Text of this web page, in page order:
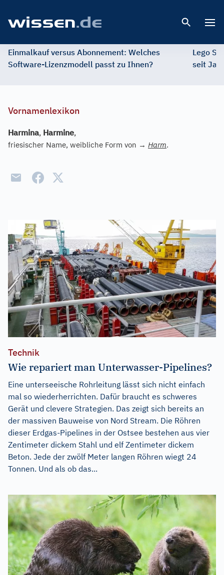
Einmalkauf versus Abonnement: Welches
Software-Lizenzmodell passt zu Ihnen?
Lego
seit
Vornamenlexikon
Harmina, Harmine,
friesischer Name, weibliche Form von → Harm.
Technik
Wie repariert man Unterwasser-Pipelines?
Eine unterseeische Rohrleitung lässt sich nicht einfach
mal so wiederherrichten. Dafür braucht es schweres
Gerät und clevere Strategien. Das zeigt sich bereits an
der massiven Bauweise von Nord Stream. Die Röhren
dieser Erdgas-Pipelines in der Ostsee bestehen aus vier
Zentimeter dickem Stahl und elf Zentimeter dickem
Beton. Jede der zwölf Meter langen Röhren wiegt 24
Tonnen. Und als ob das...